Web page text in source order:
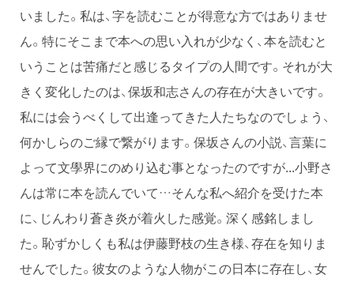
いました。私は、字を読むことが得意な方ではありませ
ん。特にそこまで本への思い入れが少なく、本を読むと
いうことは苦痛だと感じるタイプの人間です。それが大
きく変化したのは、保坂和志さんの存在が大きいです。
私には会うべくして出逢ってきた人たちなのでしょう、
何かしらのご縁で繋がります。保坂さんの小説、言葉に
よって文學界にのめり込む事となったのですが...小野さ
んは常に本を読んでいて…そんな私へ紹介を受けた本
に、じんわり蒼き炎が着火した感覚。深く感銘しまし
た。恥ずかしくも私は伊藤野枝の生き様、存在を知りま
せんでした。彼女のような人物がこの日本に存在し、女